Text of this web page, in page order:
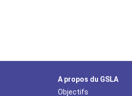
A propos du GSLA
Objectifs